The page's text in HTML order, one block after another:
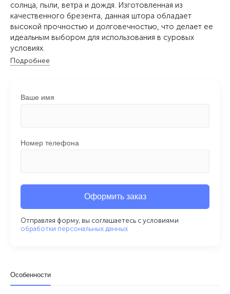
солнца, пыли, ветра и дождя. Изготовленная из
качественного брезента, данная штора обладает
высокой прочностью и долговечностью, что делает ее
идеальным выбором для использования в суровых
условиях.
Подробнее
Ваше имя
Номер телефона
Оформить заказ
Отправляя форму, вы соглашаетесь с условиями
обработки персональных данных
Особенности